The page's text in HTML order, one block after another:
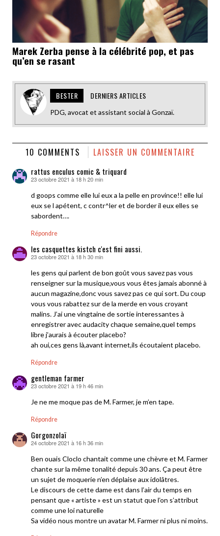
Marek Zerba pense à la célébrité pop, et pas
qu’en se rasant
BESTER DERNIERS ARTICLES
PDG, avocat et assistant social à Gonzaï.
10 COMMENTS LAISSER UN COMMENTAIRE
rattus enculus comic & triquard
dit :
23 octobre 2021 à 18 h 20 min
d goops comme elle lui eux a la pelle en province!! elle lui
eux se l apétent, c contr^ler et de border il eux elles se
sabordent….
Répondre
les casquettes kistch c'est fini aussi.
dit :
23 octobre 2021 à 18 h 30 min
les gens qui parlent de bon goût vous savez pas vous
renseigner sur la musique,vous vous êtes jamais abonné à
aucun magazine,donc vous savez pas ce qui sort. Du coup
vous vous rabattez sur de la merde en vous croyant
malins. J’ai une vingtaine de sortie interessantes à
enregistrer avec audacity chaque semaine,quel temps
libre j’aurais à écouter placebo?
ah oui,ces gens là,avant internet,ils écoutaient placebo.
Répondre
gentleman farmer
dit :
23 octobre 2021 à 19 h 46 min
Je ne me moque pas de M. Farmer, je m’en tape.
Répondre
Gorgonzolaï
dit :
24 octobre 2021 à 16 h 36 min
Ben ouais Cloclo chantait comme une chèvre et M. Farmer
chante sur la même tonalité depuis 30 ans. Ça peut être
un sujet de moquerie n’en déplaise aux idolâtres.
Le discours de cette dame est dans l’air du temps en
pensant que « artiste » est un statut que l’on s’attribut
comme une loi naturelle
Sa vidéo nous montre un avatar M. Farmer ni plus ni moins.